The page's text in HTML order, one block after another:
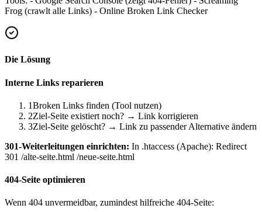
Frog (crawlt alle Links) - Online Broken Link Checker
Die Lösung
Interne Links reparieren
1Broken Links finden (Tool nutzen)
2Ziel-Seite existiert noch? → Link korrigieren
3Ziel-Seite gelöscht? → Link zu passender Alternative ändern
301-Weiterleitungen einrichten: In .htaccess (Apache): Redirect
301 /alte-seite.html /neue-seite.html
404-Seite optimieren
Wenn 404 unvermeidbar, zumindest hilfreiche 404-Seite: